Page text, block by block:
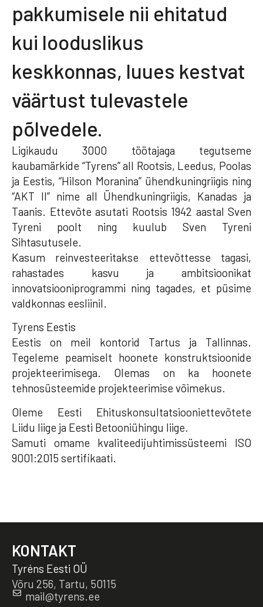
pakkumisele nii ehitatud
kui looduslikus
keskkonnas, luues kestvat
väärtust tulevastele
põlvedele.
Ligikaudu 3000 töötajaga tegutseme
kaubamärkide “Tyrens” all Rootsis, Leedus, Poolas
ja Eestis, “Hilson Moranina” ühendkuningriigis ning
“AKT II” nime all Ühendkuningriigis, Kanadas ja
Taanis. Ettevõte asutati Rootsis 1942 aastal Sven
Tyreni poolt ning kuulub Sven Tyreni
Sihtasutusele.
Kasum reinvesteeritakse ettevõttesse tagasi,
rahastades kasvu ja ambitsioonikat
innovatsiooniprogrammi ning tagades, et püsime
valdkonnas eesliinil.
Tyrens Eestis
Eestis on meil kontorid Tartus ja Tallinnas.
Tegeleme peamiselt hoonete konstruktsioonide
projekteerimisega. Olemas on ka hoonete
tehnosüsteemide projekteerimise võimekus.
Oleme Eesti Ehituskonsultatsiooniettevõtete
Liidu liige ja Eesti Betooniühingu liige.
Samuti omame kvaliteedijuhtimissüsteemi ISO
9001:2015 sertifikaati.
KONTAKT
Tyréns Eesti OÜ
Võru 256, Tartu, 50115
mail@tyrens.ee